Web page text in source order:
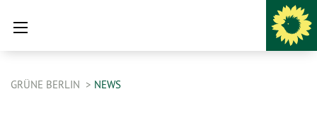
GRÜNE BERLIN NEWS